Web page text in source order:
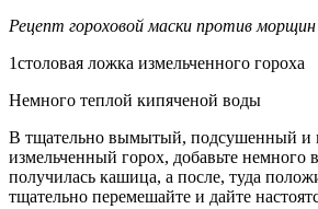
Рецепт гороховой маски против морщин
1столовая ложка измельченного гороха
Немного теплой кипяченой воды
В тщательно вымытый, подсушенный и
измельченный горох, добавьте немного
получилась кашица, а после, туда
тщательно перемешайте и дайте